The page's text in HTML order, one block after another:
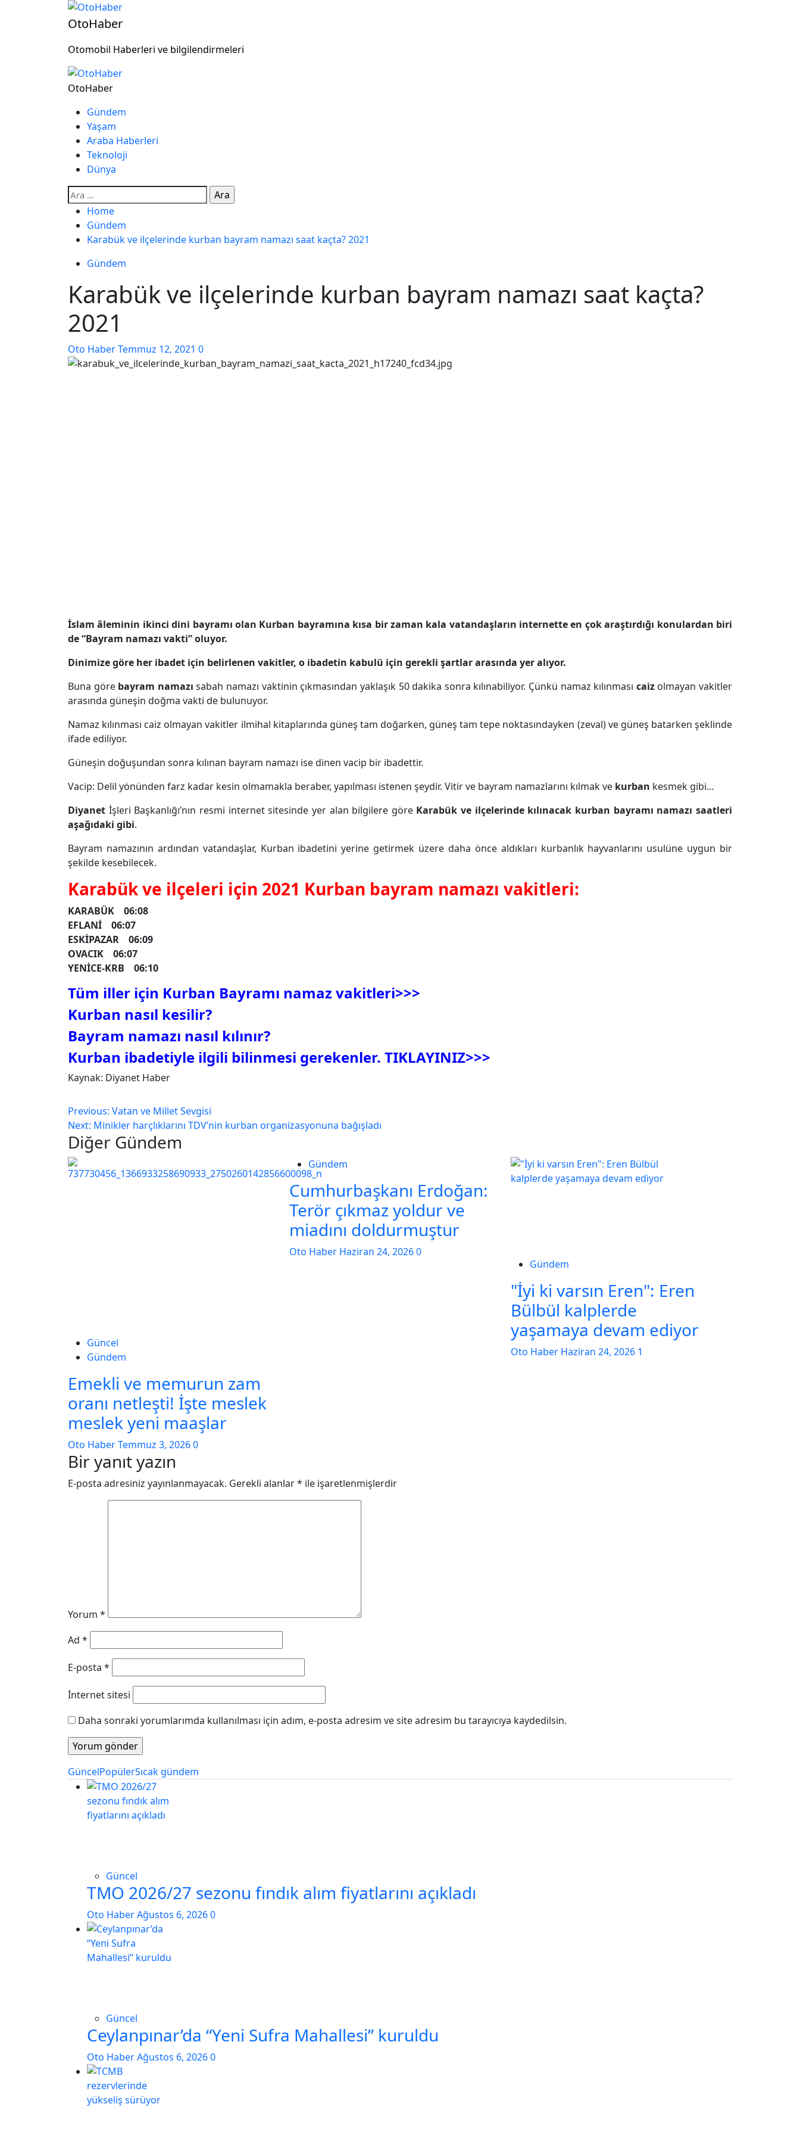
OtoHaber
Otomobil Haberleri ve bilgilendirmeleri
OtoHaber
Gündem
Yaşam
Araba Haberleri
Teknoloji
Dünya
Home
Gündem
Karabük ve ilçelerinde kurban bayram namazı saat kaçta? 2021
Gündem
Karabük ve ilçelerinde kurban bayram namazı saat kaçta?
2021
Oto HaberTemmuz 12, 2021 0
İslam âleminin ikinci dini bayramı olan Kurban bayramına kısa bir zaman kala vatandaşların internette en çok araştırdığı konulardan biri
de “Bayram namazı vakti” oluyor.
Dinimize göre her ibadet için belirlenen vakitler, o ibadetin kabulü için gerekli şartlar arasında yer alıyor.
Buna göre bayram namazı sabah namazı vaktinin çıkmasından yaklaşık 50 dakika sonra kılınabiliyor. Çünkü namaz kılınması caizolmayan vakitler
arasında güneşin doğma vakti de bulunuyor.
Namaz kılınması caiz olmayan vakitler ilmihal kitaplarında güneş tam doğarken, güneş tam tepe noktasındayken (zeval) ve güneş batarken şeklinde
ifade ediliyor.
Güneşin doğuşundan sonra kılınan bayram namazı ise dinen vacip bir ibadettir.
Vacip: Delil yönünden farz kadar kesin olmamakla beraber, yapılması istenen şeydir. Vitir ve bayram namazlarını kılmak ve kurban kesmek gibi…
Diyanet İşleri Başkanlığı’nın resmi internet sitesinde yer alan bilgilere göre Karabük ve ilçelerinde kılınacak kurban bayramı namazısaatleri
aşağıdaki gibi.
Bayram namazının ardından vatandaşlar, Kurban ibadetini yerine getirmek üzere daha önce aldıkları kurbanlık hayvanlarını usulüne uygun bir
şekilde kesebilecek.
Karabük ve ilçeleri için 2021 Kurban bayram namazı vakitleri:
KARABÜK 06:08
EFLANİ 06:07
ESKİPAZAR 06:09
OVACIK 06:07
YENİCE-KRB 06:10
Tüm iller için Kurban Bayramı namaz vakitleri>>>
Kurban nasıl kesilir?
Bayram namazı nasıl kılınır?
Kurban ibadetiyle ilgili bilinmesi gerekenler. TIKLAYINIZ>>>
Kaynak: Diyanet Haber
Previous: Vatan ve Millet Sevgisi
Next: Minikler harçlıklarını TDV’nin kurban organizasyonuna bağışladı
Diğer Gündem
Güncel
Gündem
Emekli ve memurun zam
oranı netleşti! İşte meslek
meslek yeni maaşlar
Oto HaberTemmuz 3, 20260
Gündem
Cumhurbaşkanı Erdoğan:
Terör çıkmaz yoldur ve
miadını doldurmuştur
Oto Haber Haziran 24, 20260
Gündem
"İyi ki varsın Eren": Eren
Bülbül kalplerde
yaşamaya devam ediyor
Oto Haber Haziran 24, 2026 1
Bir yanıt yazın
E-posta adresiniz yayınlanmayacak. Gerekli alanlar* ile işaretlenmişlerdir
Yorum *
Ad *
E-posta *
İnternet sitesi
Daha sonraki yorumlarımda kullanılması için adım, e-posta adresim ve site adresim bu tarayıcıya kaydedilsin.
GüncelPopülerSıcak gündem
Güncel
TMO 2026/27 sezonu fındık alım fiyatlarını açıkladı
Oto HaberAğustos 6, 20260
Güncel
Ceylanpınar’da “Yeni Sufra Mahallesi” kuruldu
Oto HaberAğustos 6, 20260